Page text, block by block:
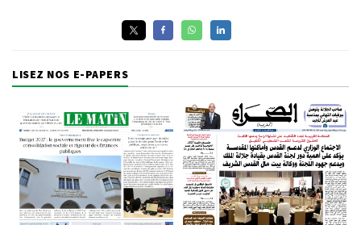
LISEZ NOS E-PAPERS